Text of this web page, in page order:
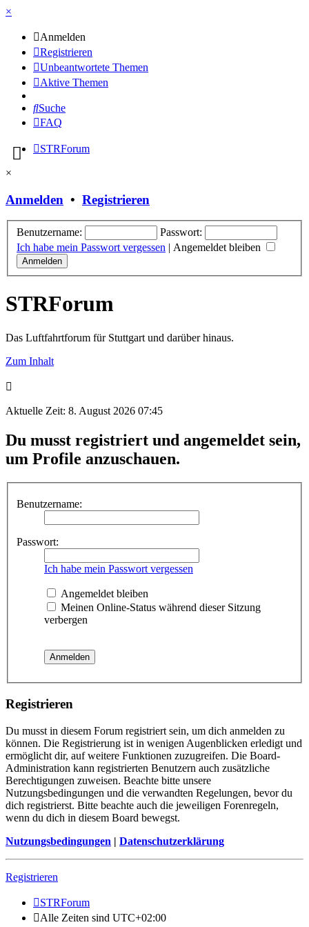
×
Anmelden
Registrieren
Unbeantwortete Themen
Aktive Themen
Suche
FAQ
STRForum
×
Anmelden • Registrieren
Benutzername:
Passwort:
Ich habe mein Passwort vergessen | Angemeldet bleiben
STRForum
Das Luftfahrtforum für Stuttgart und darüber hinaus.
Zum Inhalt
Aktuelle Zeit: 8. August 2026 07:45
Du musst registriert und angemeldet sein,
um Profile anzuschauen.
Benutzername:
Passwort:
Ich habe mein Passwort vergessen
Angemeldet bleiben
Meinen Online-Status während dieser Sitzung
verbergen
Registrieren
Du musst in diesem Forum registriert sein, um dich anmelden zu
können. Die Registrierung ist in wenigen Augenblicken erledigt und
ermöglicht dir, auf weitere Funktionen zuzugreifen. Die Board-
Administration kann registrierten Benutzern auch zusätzliche
Berechtigungen zuweisen. Beachte bitte unsere
Nutzungsbedingungen und die verwandten Regelungen, bevor du
dich registrierst. Bitte beachte auch die jeweiligen Forenregeln,
wenn du dich in diesem Board bewegst.
Nutzungsbedingungen | Datenschutzerklärung
Registrieren
STRForum
Alle Zeiten sind UTC+02:00